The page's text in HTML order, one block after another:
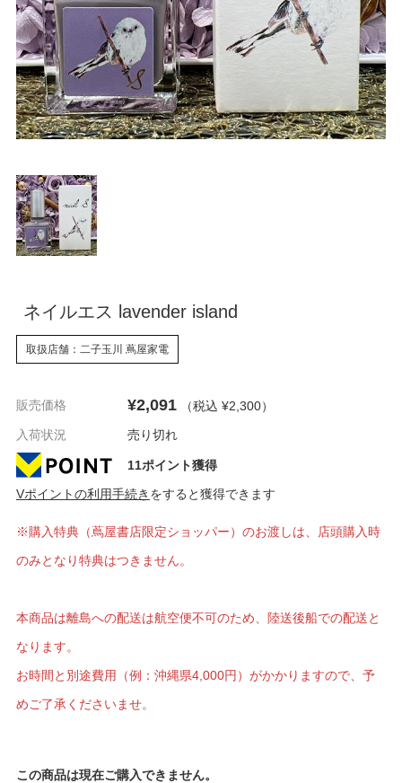
ネイルエス lavender island
取扱店舗：二子玉川 蔦屋家電
販売価格 ¥2,091 （税込 ¥2,300）
入荷状況
売り切れ
11ポイント獲得
Vポイントの利用手続き をすると獲得できます
※購入特典（蔦屋書店限定ショッパー）のお渡しは、店頭購入時
のみとなり特典はつきません。
本商品は離島への配送は航空便不可のため、陸送後船での配送と
なります。
お時間と別途費用（例：沖縄県4,000円）がかかりますので、予
めご了承くださいませ。
この商品は現在ご購入できません。